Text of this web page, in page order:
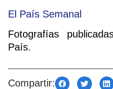
El País Semanal
Fotografías
País.
Compartir: